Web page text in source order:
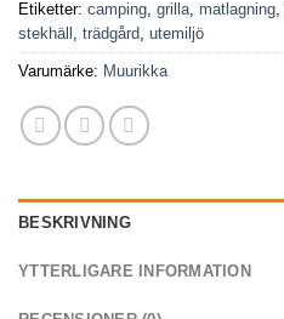
Etiketter: camping, grilla, matlagning,
stekhäll , trädgård, utemiljö
Varumärke: Muurikka
BESKRIVNING
YTTERLIGARE INFORMATION